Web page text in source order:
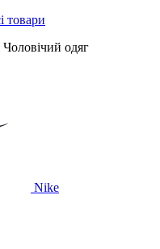
Чоловічий одяг
Nike